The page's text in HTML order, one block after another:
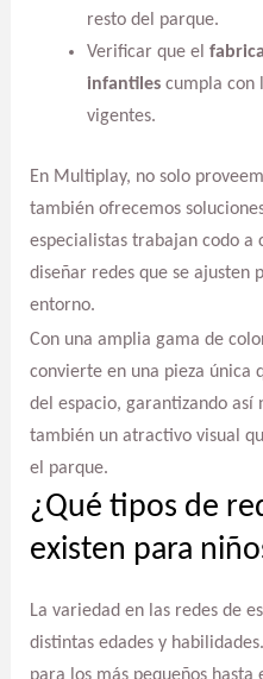
resto del parque.
Verificar que el
infantilescumpla con
vigentes.
En Multiplay, no solo
también ofrecemos
especialistas trabajan codo a
diseñar redes que se ajusten
entorno.
Con una amplia gama de
convierte en una pieza única
del espacio, garantizando así
también un atractivo visual
el parque.
¿Qué tipos de
existen para
La variedad en las redes de
distintas edades y